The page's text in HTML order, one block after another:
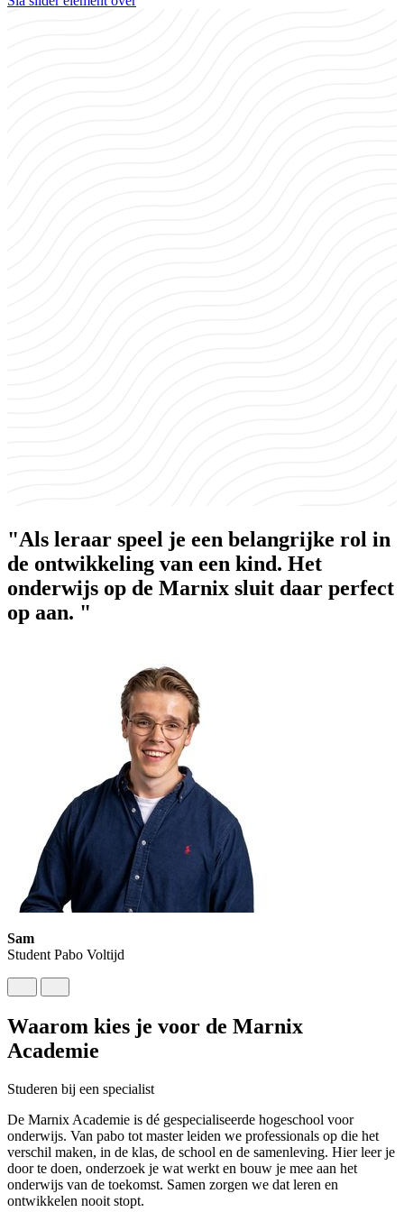
"Als leraar speel je een belangrijke rol in
de ontwikkeling van een kind. Het
onderwijs op de Marnix sluit daar perfect
op aan. "
Sam
Student Pabo Voltijd
Waarom kies je voor de Marnix
Academie
Studeren bij een specialist
De Marnix Academie is dé gespecialiseerde hogeschool voor
onderwijs. Van pabo tot master leiden we professionals op die het
verschil maken, in de klas, de school en de samenleving. Hier leer je
door te doen, onderzoek je wat werkt en bouw je mee aan het
onderwijs van de toekomst. Samen zorgen we dat leren en
ontwikkelen nooit stopt.